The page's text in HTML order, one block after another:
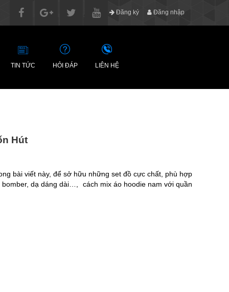
Đăng ký Đăng nhập
TIN TỨC HỎI ĐÁP LIÊN HỆ
Hút
bài viết này, để sở hữu những set đồ cực chất, phù hợp
dạ dáng dài…, cách mix áo hoodie nam với quần